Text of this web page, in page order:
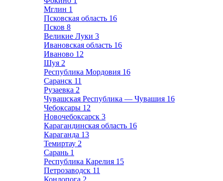
Мглин 1
Псковская область 16
Псков 8
Великие Луки 3
Ивановская область 16
Иваново 12
Шуя 2
Республика Мордовия 16
Саранск 11
Рузаевка 2
Чувашская Республика — Чувашия 16
Чебоксары 12
Новочебоксарск 3
Карагандинская область 16
Караганда 13
Темиртау 2
Сарань 1
Республика Карелия 15
Петрозаводск 11
Кондопога 2